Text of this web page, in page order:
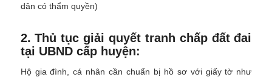
dân có thẩm quyền)
2. Thủ tục giải quyết tranh chấp đất đai
tại UBND cấp huyện:
Hộ gia đình, cá nhân cần chuẩn bị hồ sơ với giấy tờ như